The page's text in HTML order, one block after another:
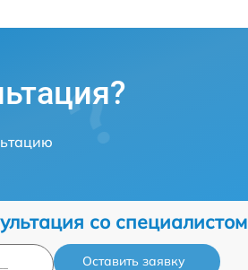
со специалистом
Оставить заявку